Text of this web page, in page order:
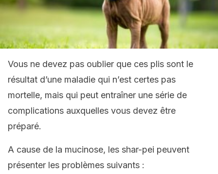
Vous ne devez pas oublier que ces plis sont le
résultat d’une maladie qui n’est certes pas
mortelle, mais qui peut entraîner une série de
complications auxquelles vous devez être
préparé.
A cause de la mucinose, les shar-pei peuvent
présenter les problèmes suivants :